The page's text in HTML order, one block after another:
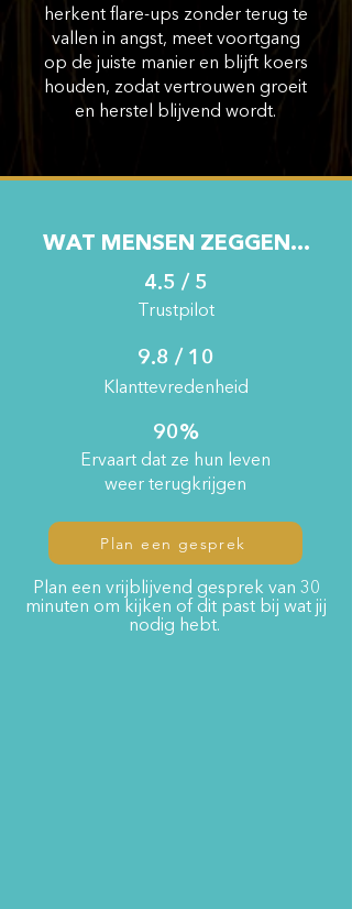
herkent flare-ups zonder terug te
vallen in angst, meet voortgang
op de juiste manier en blijft koers
houden, zodat vertrouwen groeit
en herstel blijvend wordt.
WAT MENSEN ZEGGEN...
4.5 / 5
Trustpilot
9.8 / 10
Klanttevredenheid
90%
Ervaart dat ze hun leven
weer terugkrijgen
Plan een gesprek
Plan een vrijblijvend gesprek van 30
minuten om kijken of dit past bij wat jij
nodig hebt.